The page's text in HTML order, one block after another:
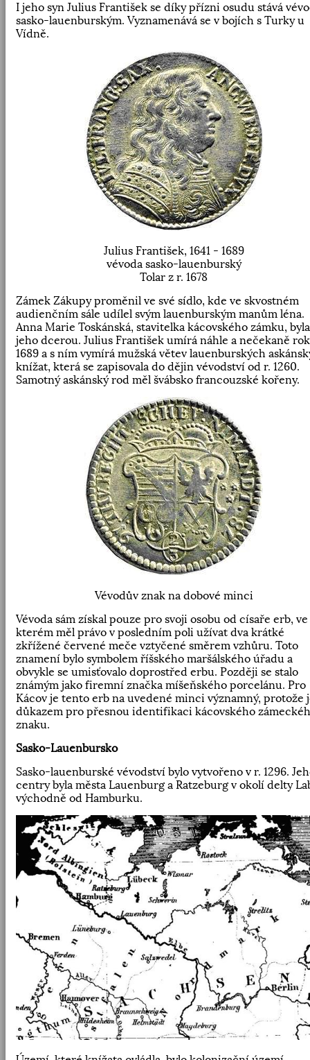
I jeho syn Julius František se díky přízni osudu stává
sasko-lauenburským. Vyznamenává se v bojích s Turky u
Vídně.
Julius František, 1641 - 1689
vévoda sasko-lauenburský
Tolar z r. 1678
Zámek Zákupy proměnil ve své sídlo, kde ve skvostném
audienčním sále udílel svým lauenburským manům léna.
Anna Marie Toskánská, stavitelka kácovského zámku, byla
jeho dcerou. Julius František umírá náhle a nečekaně
1689 a s ním vymírá mužská větev lauenburských
knížat, která se zapisovala do dějin vévodství od r. 1260.
Samotný askánský rod měl švábsko francouzské kořeny.
Vévodův znak na dobové minci
Vévoda sám získal pouze pro svoji osobu od císaře erb, ve
kterém měl právo v posledním poli užívat dva krátké
zkřížené červené meče vztyčené směrem vzhůru. Toto
znamení bylo symbolem říšského maršálského úřadu a
obvykle se umisťovalo doprostřed erbu. Později se stalo
známým jako firemní značka míšeňského porcelánu. Pro
Kácov je tento erb na uvedené minci významný, protože
důkazem pro přesnou identifikaci kácovského
znaku.
Sasko-Lauenbursko
Sasko-lauenburské vévodství bylo vytvořeno v r. 1296.
centry byla města Lauenburg a Ratzeburg v okolí delty
východně od Hamburku.